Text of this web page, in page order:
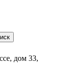
дом 33,